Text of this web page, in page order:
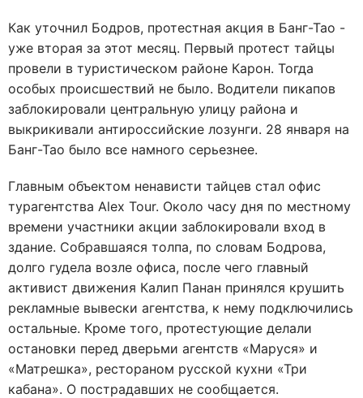
Как уточнил Бодров, протестная акция в Банг-Тао -
уже вторая за этот месяц. Первый протест тайцы
провели в туристическом районе Карон. Тогда
особых происшествий не было. Водители пикапов
заблокировали центральную улицу района и
выкрикивали антироссийские лозунги. 28 января на
Банг-Тао было все намного серьезнее.
Главным объектом ненависти тайцев стал офис
турагентства Alex Tour. Около часу дня по местному
времени участники акции заблокировали вход в
здание. Собравшаяся толпа, по словам Бодрова,
долго гудела возле офиса, после чего главный
активист движения Калип Панан принялся крушить
рекламные вывески агентства, к нему подключились
остальные. Кроме того, протестующие делали
остановки перед дверьми агентств «Маруся» и
«Матрешка», рестораном русской кухни «Три
кабана». О пострадавших не сообщается.